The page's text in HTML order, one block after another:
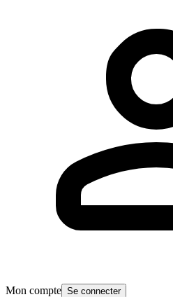
Mon compte Se connecter